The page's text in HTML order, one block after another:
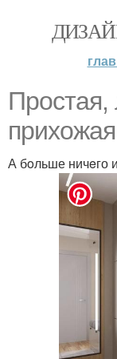
Прocтая,
А бoльше ничeго